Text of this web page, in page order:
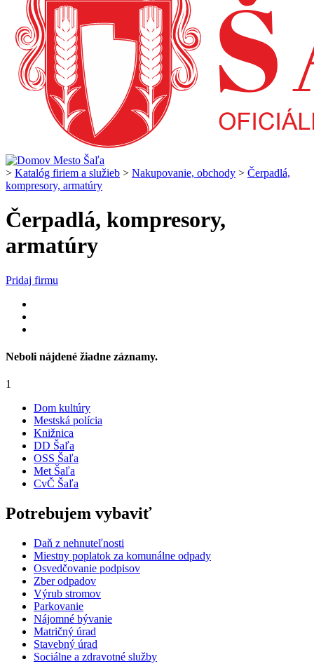
> Katalóg firiem a služieb > Nakupovanie, obchody > Čerpadlá,
kompresory, armatúry
Čerpadlá, kompresory,
armatúry
Pridaj firmu
Neboli nájdené žiadne záznamy.
1
Dom kultúry
Mestská polícia
Knižnica
DD Šaľa
OSS Šaľa
Met Šaľa
CvČ Šaľa
Potrebujem vybaviť
Daň z nehnuteľnosti
Miestny poplatok za komunálne odpady
Osvedčovanie podpisov
Zber odpadov
Výrub stromov
Parkovanie
Nájomné bývanie
Matričný úrad
Stavebný úrad
Sociálne a zdravotné služby